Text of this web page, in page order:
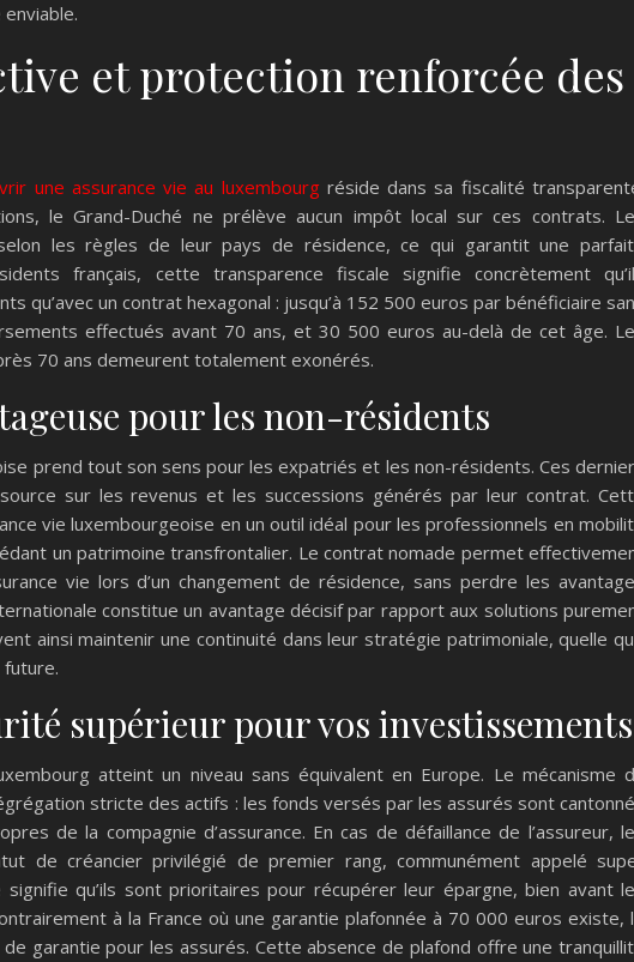
et protection renforcée des
une assurance vie au luxembourgréside dans sa fiscalité
le Grand-Duché ne prélève aucun impôt local sur ces contrats.
les règles de leur pays de résidence, ce qui garantit une
français, cette transparence fiscale signifie concrètement
qu’avec un contrat hexagonal : jusqu’à 152 500 euros par bénéficiaire
effectués avant 70 ans, et 30 500 euros au-delà de cet âge.
70 ans demeurent totalement exonérés.
pour les non-résidents
prend tout son sens pour les expatriés et les non-résidents. Ces
sur les revenus et les successions générés par leur contrat.
vie luxembourgeoise en un outil idéal pour les professionnels en
un patrimoine transfrontalier. Le contrat nomade permet
vie lors d’un changement de résidence, sans perdre les
constitue un avantage décisif par rapport aux solutions
ainsi maintenir une continuité dans leur stratégie patrimoniale, quelle
future.
supérieur pour vos investissements
atteint un niveau sans équivalent en Europe. Le mécanisme
stricte des actifs : les fonds versés par les assurés sont
de la compagnie d’assurance. En cas de défaillance de l’assureur,
de créancier privilégié de premier rang, communément appelé
qu’ils sont prioritaires pour récupérer leur épargne, bien avant
à la France où une garantie plafonnée à 70 000 euros existe,
garantie pour les assurés. Cette absence de plafond offre une